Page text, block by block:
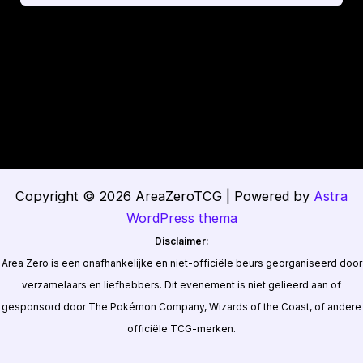
Copyright © 2026 AreaZeroTCG | Powered by Astra
WordPress thema
Disclaimer:
Area Zero is een onafhankelijke en niet-officiële beurs georganiseerd door
verzamelaars en liefhebbers. Dit evenement is niet gelieerd aan of
gesponsord door The Pokémon Company, Wizards of the Coast, of andere
officiële TCG-merken.